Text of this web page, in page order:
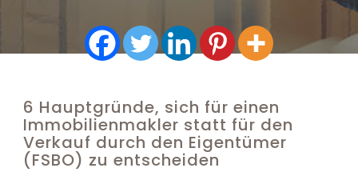
6 Hauptgründe, sich für einen
Immobilienmakler statt für den
Verkauf durch den Eigentümer
(FSBO) zu entscheiden